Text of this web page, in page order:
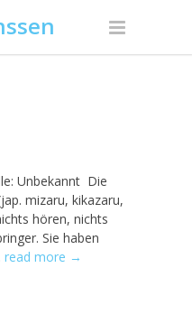
Unbekannt Die
mizaru, kikazaru,
hören, nichts
Sie haben
read more →